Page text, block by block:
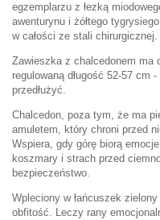
egzemplarzu z łezką
awenturynu i żółtego
w całości ze stali chirurgicznej.
Zawieszka z chalcedonem ma
regulowaną długość 52-57 cm
przedłużyć.
Chalcedon, poza tym, że ma
amuletem, który chroni przed
Wspiera, gdy górę biorą
koszmary i strach przed
bezpieczeństwo.
Wpleciony w łańcuszek
obfitość. Leczy rany